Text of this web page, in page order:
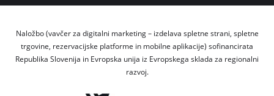
Naložbo (vavčer za digitalni marketing – izdelava spletne strani, spletne
trgovine, rezervacijske platforme in mobilne aplikacije) sofinancirata
Republika Slovenija in Evropska unija iz Evropskega sklada za regionalni
razvoj.